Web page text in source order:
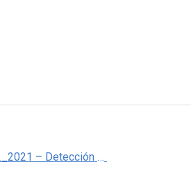
istabla42_2021 – Detección de padecimientos Cáncer cérvicouterino por delegación por año. 2000 – 2021